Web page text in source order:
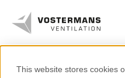
This website stores cookies